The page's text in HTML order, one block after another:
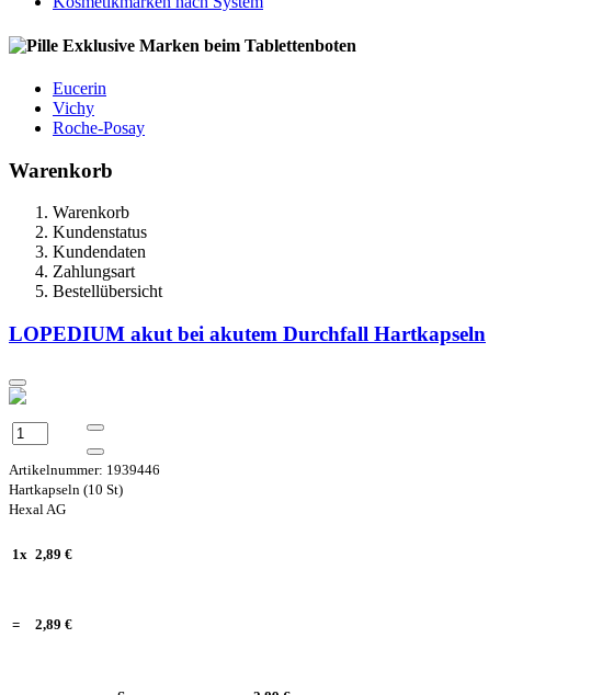
Exklusive Marken beim Tablettenboten
Eucerin
Vichy
Roche-Posay
Warenkorb
Warenkorb
Kundenstatus
Kundendaten
Zahlungsart
Bestellübersicht
LOPEDIUM akut bei akutem Durchfall Hartkapseln
Artikelnummer: 1939446
Hartkapseln (10 St)
Hexal AG
1x 2,89 €
= 2,89 €